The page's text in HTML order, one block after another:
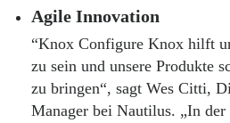
Agile Innovation
“Knox Configure Knox hilft
zu sein und unsere Produkte
zu bringen“, sagt Wes Citti,
Manager bei Nautilus. „In